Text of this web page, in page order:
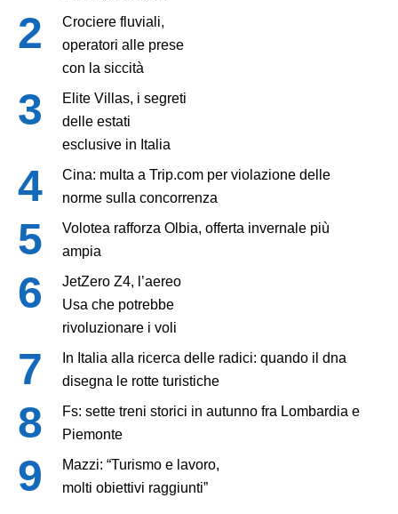
Crociere fluviali,
operatori alle prese
con la siccità
Elite Villas, i segreti
delle estati
esclusive in Italia
Cina: multa a Trip.com per violazione delle
norme sulla concorrenza
Volotea rafforza Olbia, offerta invernale più
ampia
JetZero Z4, l’aereo
Usa che potrebbe
rivoluzionare i voli
In Italia alla ricerca delle radici: quando il dna
disegna le rotte turistiche
Fs: sette treni storici in autunno fra Lombardia e
Piemonte
Mazzi: “Turismo e lavoro,
molti obiettivi raggiunti”